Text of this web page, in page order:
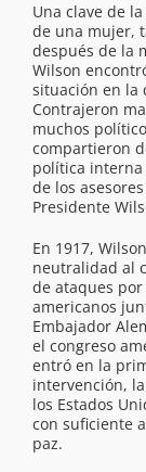
Una clave de
de una mujer,
después de la
Wilson
situación en la
Contrajeron
muchos
compartieron
política
de los
Presidente
En 1917,
neutralidad al
de ataques
americanos
Embajador
el congreso
entró en la
intervención,
los Estados
con suficiente
paz.